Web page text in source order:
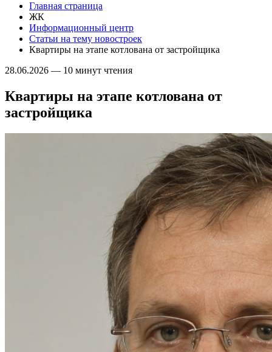
Главная страница
ЖК
Информационный центр
Статьи на тему новостроек
Квартиры на этапе котлована от застройщика
28.06.2026 — 10 минут чтения
Квартиры на этапе котлована от
застройщика